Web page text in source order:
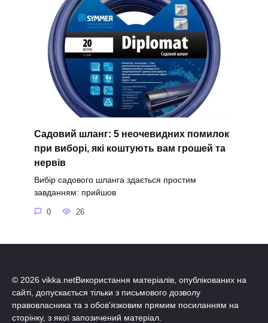
Садовий шланг: 5 неочевидних помилок
при виборі, які коштують вам грошей та
нервів
Вибір садового шланга здається простим
завданням: прийшов
0 26
© 2026 vikka.netВикористання матеріалів, опублікованих на
сайті, допускається тільки з письмового дозволу
правовласника та з обов'язковим прямим посиланням на
сторінку, з якої запозичений матеріал.